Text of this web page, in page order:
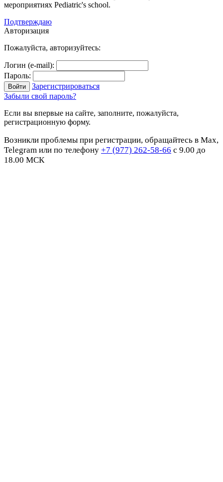
мероприятиях Pediatric's school.
Подтверждаю
Авторизация
Пожалуйста, авторизуйтесь:
Логин (e-mail):
Пароль:
Зарегистрироваться
Забыли свой пароль?
Если вы впервые на сайте, заполните, пожалуйста,
регистрационную форму.
Возникли проблемы при регистрации, обращайтесь в Max,
Telegram или по телефону +7 (977) 262-58-66 с 9.00 до
18.00 МСК